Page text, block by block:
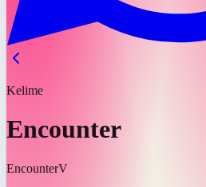
Kelime
Encounter
EncounterV